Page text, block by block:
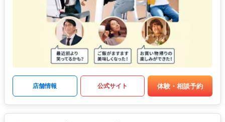
店舗情報 公式サイト 体験・相談予約